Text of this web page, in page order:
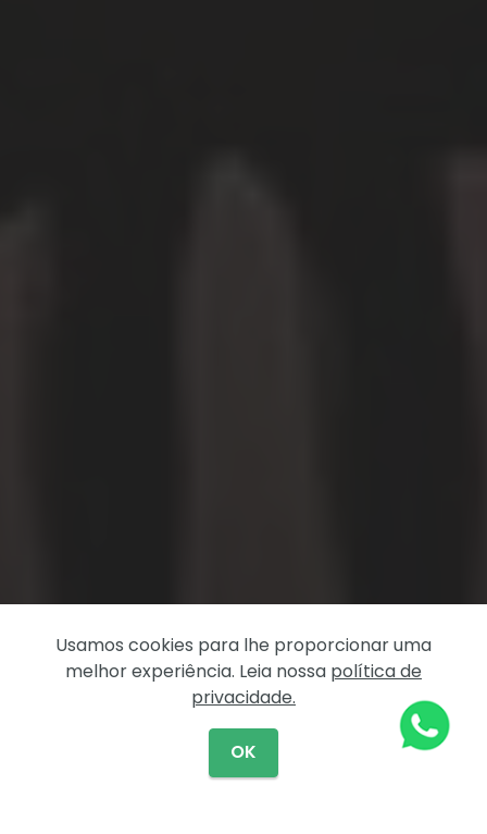
Usamos cookies para lhe proporcionar uma
melhor experiência. Leia nossa política de
privacidade.
OK